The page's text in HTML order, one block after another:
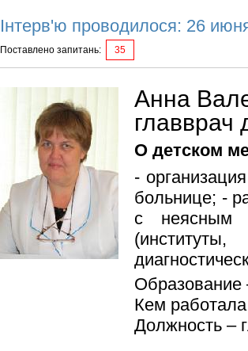
Інтерв'ю проводилося: 26
Поставлено запитань: 35
Анна
главврач
О детском
-
больнице; -
с неясным
Кем
Должность –